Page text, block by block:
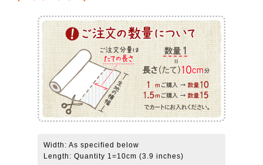
Width: As specified below
Length: Quantity 1=10cm (3.9 inches)